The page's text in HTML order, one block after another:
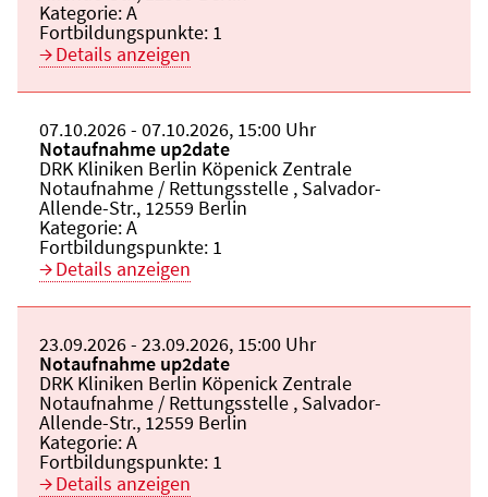
Kategorie:A
Fortbildungspunkte: 1
Details anzeigen
Beginn:
07.10.2026Ende und Anfangszeit:
- 07.10.2026, 15:00 Uhr
Veranstaltungstitel:
Notaufnahme up2date
Veranstaltungsort:
DRK Kliniken Berlin Köpenick Zentrale
Notaufnahme / Rettungsstelle , Salvador-
Allende-Str., 12559 Berlin
Kategorie:A
Fortbildungspunkte: 1
Details anzeigen
Beginn:
23.09.2026Ende und Anfangszeit:
- 23.09.2026, 15:00 Uhr
Veranstaltungstitel:
Notaufnahme up2date
Veranstaltungsort:
DRK Kliniken Berlin Köpenick Zentrale
Notaufnahme / Rettungsstelle , Salvador-
Allende-Str., 12559 Berlin
Kategorie:A
Fortbildungspunkte: 1
Details anzeigen